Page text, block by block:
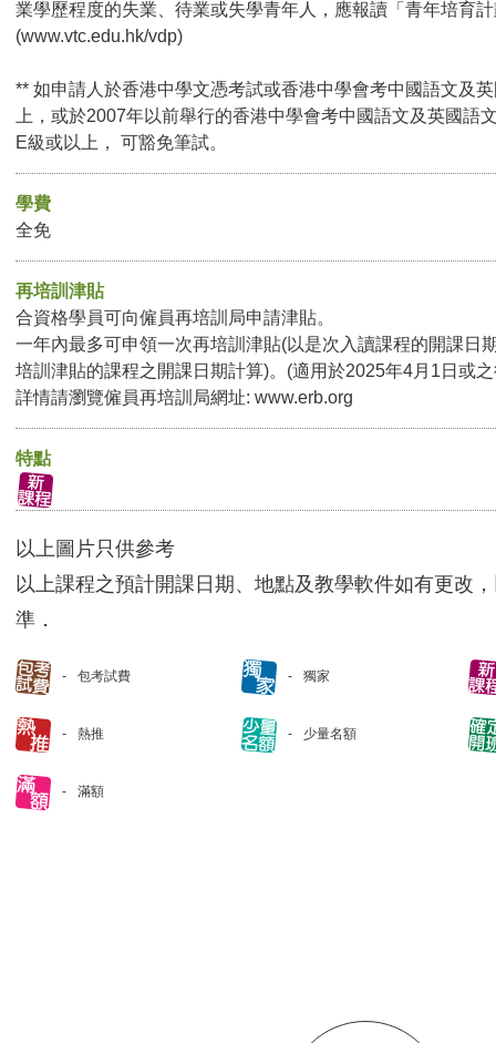
業學歷程度的失業、待業或失學青年人，應報讀「青年培育
(www.vtc.edu.hk/vdp)
** 如申請人於香港中學文憑考試或香港中學會考中國語文及
上，或於2007年以前舉行的香港中學會考中國語文及英國語
E級或以上， 可豁免筆試。
學費
全免
再培訓津貼
合資格學員可向僱員再培訓局申請津貼。
一年內最多可申領一次再培訓津貼(以是次入讀課程的開課日
培訓津貼的課程之開課日期計算)。(適用於2025年4月1日或
詳情請瀏覽僱員再培訓局網址: www.erb.org
特點
以上圖片只供參考
以上課程之預計開課日期、地點及教學軟件如有更改
準．
包考試費 獨家
熱推 少量名額
滿額